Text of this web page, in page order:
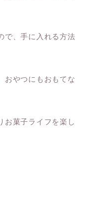
で、手に入れる方法
おやつにもおもてな
お菓子ライフを楽し